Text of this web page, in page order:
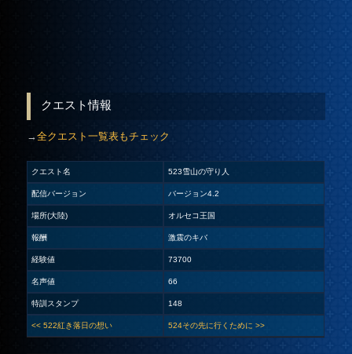
クエスト情報
→全クエスト一覧表もチェック
クエスト名 523雪山の守り人
配信バージョン バージョン4.2
場所(大陸) オルセコ王国
報酬 激震のキバ
経験値 73700
名声値 66
特訓スタンプ 148
<< 522紅き落日の想い 524その先に行くために >>